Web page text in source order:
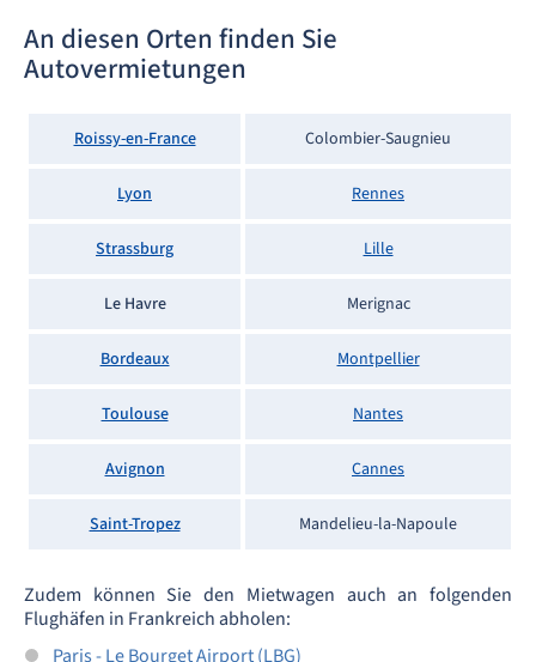
An diesen Orten finden Sie
Autovermietungen
Roissy-en-France Colombier-Saugnieu
Lyon Rennes
Strassburg Lille
Le Havre Merignac
Bordeaux Montpellier
Toulouse Nantes
Avignon Cannes
Saint-Tropez Mandelieu-la-Napoule
Zudem können Sie den Mietwagen auch an folgenden
Flughäfen in Frankreich abholen:
Paris - Le Bourget Airport (LBG)